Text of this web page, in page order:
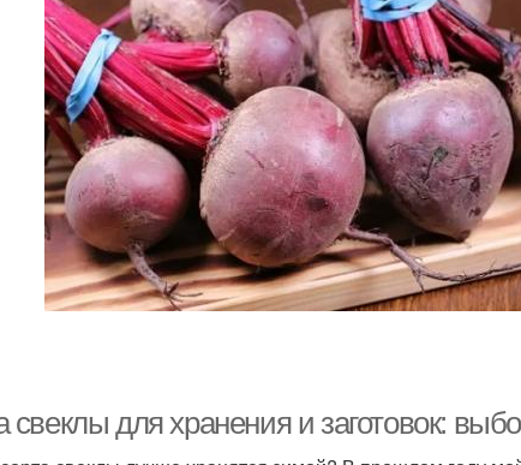
для хранения и заготовок: